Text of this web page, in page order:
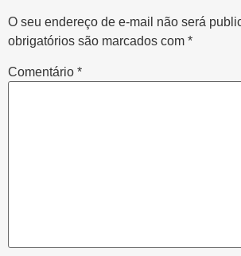
O seu endereço de e-mail não será
obrigatórios são marcados com *
Comentário *